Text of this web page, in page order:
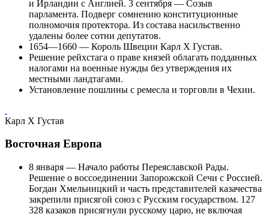
и Ирландии с Англией. 3 сентября — Созыв
парламента. Подверг сомнению конституционные
полномочия протектора. Из состава насильственно
удалены более сотни депутатов.
1654—1660 — Король Швеции Карл X Густав.
Решение рейхстага о праве князей облагать подданных
налогами на военные нужды без утверждения их
местными ландтагами.
Установление пошлины с ремесла и торговли в Чехии.
Карл X Густав
Восточная Европа
8 января — Начало работы Переяславской Рады.
Решение о воссоединении Запорожской Сечи с Россией.
Богдан Хмельницкий и часть представителей казачества
закрепили присягой союз с Русским государством. 127
328 казаков присягнули русскому царю, не включая